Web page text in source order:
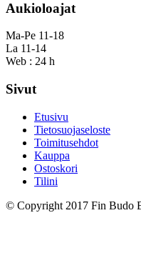
Aukioloajat
Ma-Pe 11-18
La 11-14
Web : 24 h
Sivut
Etusivu
Tietosuojaseloste
Toimitusehdot
Kauppa
Ostoskori
Tilini
© Copyright 2017 Fin Budo